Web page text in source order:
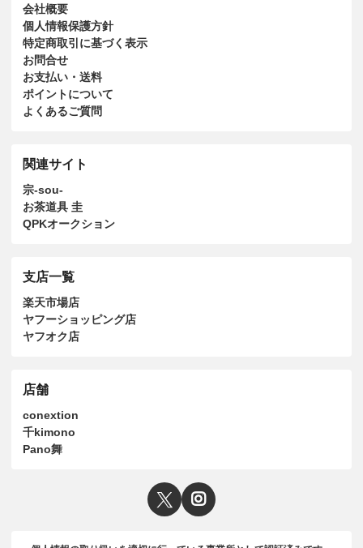
会社概要
個人情報保護方針
特定商取引に基づく表示
お問合せ
お支払い・送料
ポイントについて
よくあるご質問
関連サイト
宗-sou-
お茶道具 圭
QPKオークション
支店一覧
楽天市場店
ヤフーショッピング店
ヤフオク店
店舗
conextion
千kimono
Pano舞